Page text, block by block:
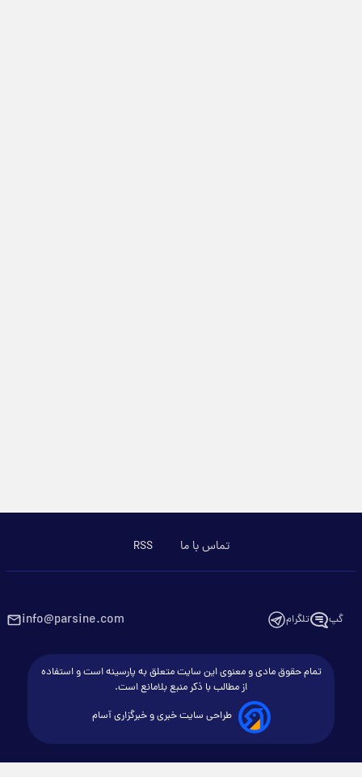
تماس با ما RSS
گپ تلگرام info@parsine.com
تمام حقوق مادی و معنوی این سایت متعلق به پارسینه است و استفاده
از مطالب با ذکر منبع بلامانع است.
طراحی سایت خبری و خبرگزاری آسام